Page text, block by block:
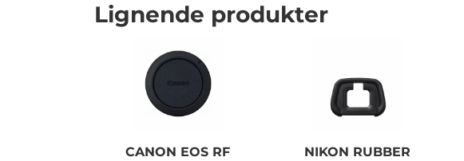
Lignende produkter
CANON EOS RF
NIKON RUBBER